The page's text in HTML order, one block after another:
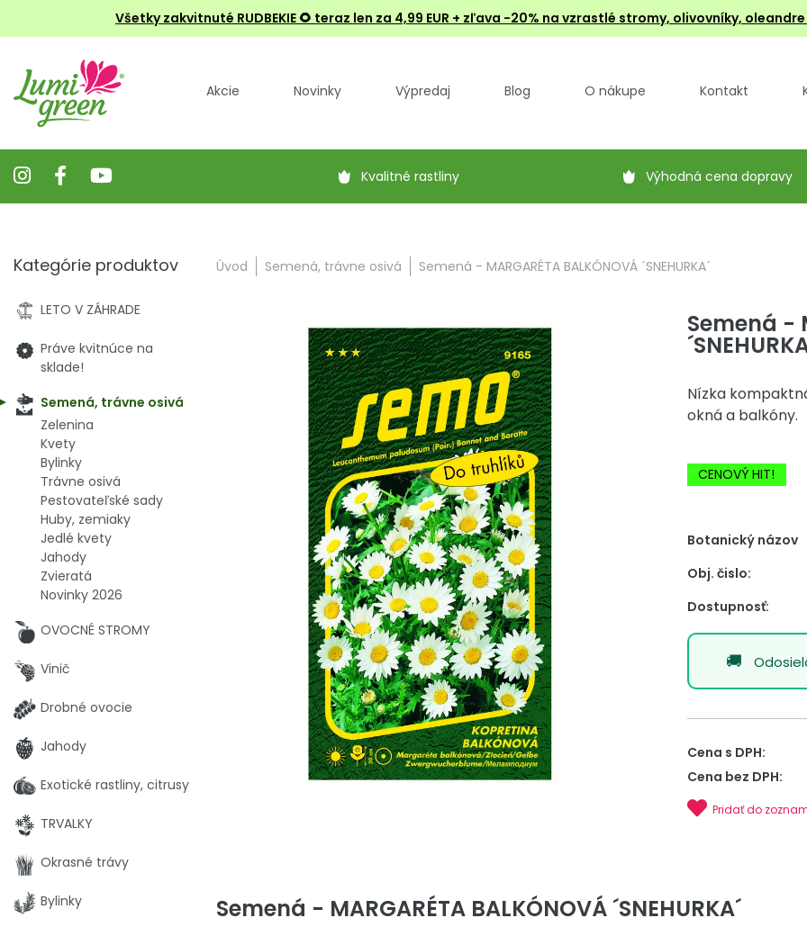
Všetky zakvitnuté RUDBEKIE🌻 teraz len za 4,99 EUR + zľava -20% na vzrastlé stromy, olivovníky,
Akcie Novinky Výpredaj Blog O nákupe Kontakt
Kvalitné rastliny Výhodná cena dopravy
Úvod Semená, trávne osivá Semená - MARGARÉTA BALKÓNOVÁ ´SNEHURKA´
Semená -
Nízka
okná a balkóny.
CENOVÝ HIT!
Botanický názov
Obj. čislo:
Dostupnosť:
Cena s DPH:
Cena bez DPH:
Pridať do
Semená - MARGARÉTA BALKÓNOVÁ ´SNEHURKA´
Kategórie produktov
LETO V ZÁHRADE
Práve kvitnúce na
sklade!
Semená, trávne osivá
Zelenina
Kvety
Bylinky
Trávne osivá
Pestovateľské sady
Huby, zemiaky
Jedlé kvety
Jahody
Zvieratá
Novinky 2026
OVOCNÉ STROMY
Vinič
Drobné ovocie
Jahody
Exotické rastliny, citrusy
TRVALKY
Okrasné trávy
Bylinky